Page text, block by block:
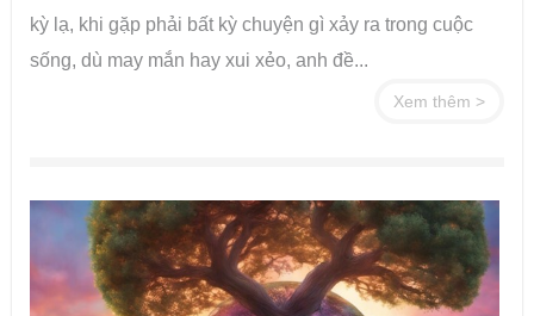
kỳ lạ, khi gặp phải bất kỳ chuyện gì xảy ra trong cuộc
sống, dù may mắn hay xui xẻo, anh đề...
Xem thêm >